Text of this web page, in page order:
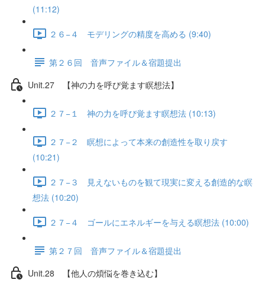
(11:12)
２６−４ モデリングの精度を高める (9:40)
第２６回 音声ファイル＆宿題提出
Unit.27 【神の力を呼び覚ます瞑想法】
２７−１ 神の力を呼び覚ます瞑想法 (10:13)
２７−２ 瞑想によって本来の創造性を取り戻す
(10:21)
２７−３ 見えないものを観て現実に変える創造的な瞑
想法 (10:20)
２７−４ ゴールにエネルギーを与える瞑想法 (10:00)
第２７回 音声ファイル＆宿題提出
Unit.28 【他人の煩悩を巻き込む】